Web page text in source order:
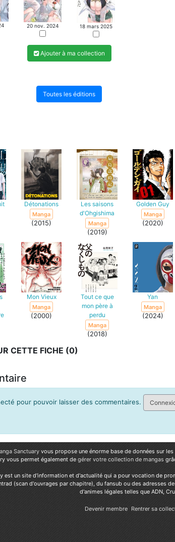
20 nov. 2024 18 mars 2025
Ajouter à ma collection
Toutes les éditions
Détonations
Manga
(2015)
Les saisons
d'Ohgishima
Manga
(2019)
Golden Guy
Manga
(2020)
Mon Vieux
Manga
(2000)
Tout ce que
mon père à
perdu
Manga
(2018)
Yan
Manga
(2024)
CETTE FICHE (0)
pour pouvoir laisser des commentaires.
Sanctuary vous propose une énorme base de données sur les
vous permet également de gérer votre collection de mangas
est un site d'information et d'actualité qui a pour vocation de
(scan d'ouvrages par chapitre), du fansub ou des adresses
d'animes légales telles que ADN,
Devenir membre Rentrer sa